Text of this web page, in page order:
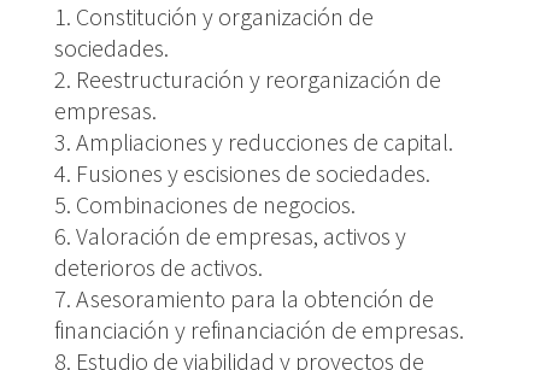
Constitución y organización de
sociedades.
Reestructuración y reorganización de
empresas.
Ampliaciones y reducciones de capital.
Fusiones y escisiones de sociedades.
Combinaciones de negocios.
Valoración de empresas, activos y
deterioros de activos.
Asesoramiento para la obtención de
financiación y refinanciación de empresas.
Estudio de viabilidad y proyectos de